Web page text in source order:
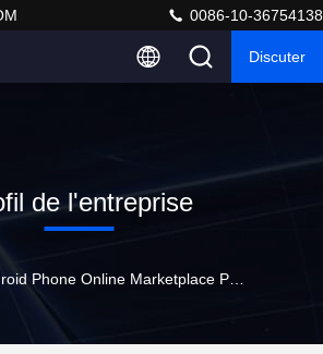
0086-10-36754138
Discuter
de l'entreprise
China Android Phone Online Marketplace Profil de l'entreprise